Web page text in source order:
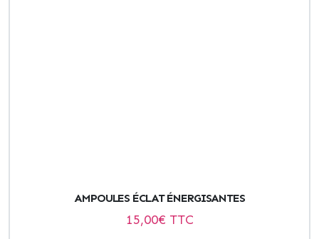
AMPOULES ÉCLAT ÉNERGISANTES
15,00€ TTC